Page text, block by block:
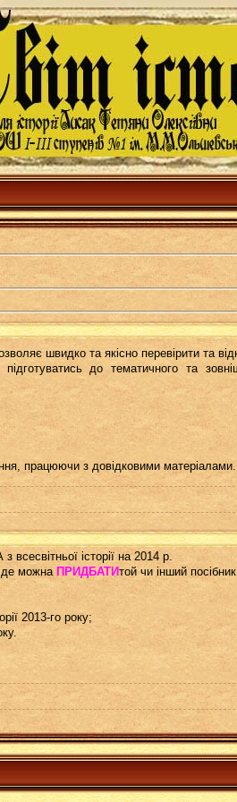
швидко та якісно перевірити та
до тематичного та
працюючи з довідковими матеріалами.
історії на 2014 р.
де можна ПРИДБАТИтой чи інший посібник.
2013-го року;